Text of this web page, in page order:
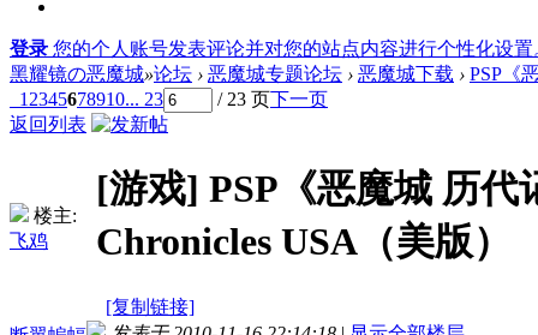
登录 您的个人账号发表评论并对您的站点内容进行个性化设置
黑耀镜の恶魔城»论坛 › 恶魔城专题论坛 › 恶魔城下载 › PSP《
1 2345678910... 23 / 23 页下一页
返回列表
楼主:
飞鸡
[游戏] PSP《恶魔城 历代
Chronicles USA（美版）
[复制链接]